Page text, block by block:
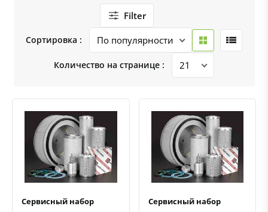
Filter
Сортировка :
Количество на странице :
Быстрый просмотрДобавить к сравнению
Добавить в избранное
Сервисный набор
Быстрый просмотрДобавить к сравнению
Добавить в избранное
Сервисный набор